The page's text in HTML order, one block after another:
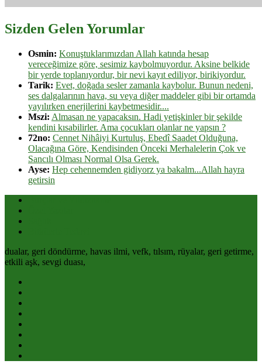
Sizden Gelen Yorumlar
Osmin: Konuştuklarımızdan Allah katında hesap
vereceğimize göre, sesimiz kaybolmuyordur. Aksine belkide
bir yerde toplanıyordur, bir nevi kayıt ediliyor, birikiyordur.
Tarik: Evet, doğada sesler zamanla kaybolur. Bunun nedeni,
ses dalgalarının hava, su veya diğer maddeler gibi bir ortamda
yayılırken enerjilerini kaybetmesidir....
Mszi: Almasan ne yapacaksın. Hadi yetişkinler bir şekilde
kendini kısabilirler. Ama çocukları olanlar ne yapsın ?
72no: Cennet Nihâiyi Kurtuluş, Ebedî Saadet Olduğuna,
Olacağına Göre, Kendisinden Önceki Merhalelerin Çok ve
Sancılı Olması Normal Olsa Gerek.
Ayse: Hep cehennemden gidiyorz ya bakalm...Allah hayra
getirsin
dualar, geri döndürme, havas ilmi, vefk, tılsım, rüyalar, geri getirme,
etkili aşk, sevgi duası,